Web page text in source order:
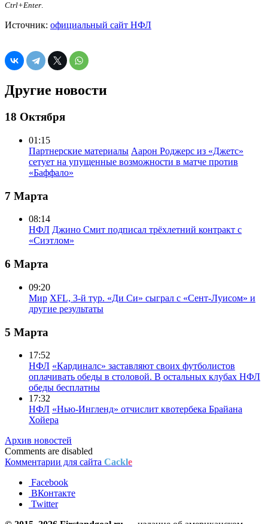
Ctrl+Enter.
Источник: официальный сайт НФЛ
Другие новости
18 Октября
01:15
Партнерские материалы Аарон Роджерс из «Джетс»
сетует на упущенные возможности в матче против
«Баффало»
7 Марта
08:14
НФЛ Джино Смит подписал трёхлетний контракт с
«Сиэтлом»
6 Марта
09:20
Мир XFL, 3-й тур. «Ди Си» сыграл с «Сент-Луисом» и
другие результаты
5 Марта
17:52
НФЛ «Кардиналс» заставляют своих футболистов
оплачивать обеды в столовой. В остальных клубах НФЛ
обеды бесплатны
17:32
НФЛ «Нью-Ингленд» отчислит квотербека Брайана
Хойера
Архив новостей
Comments are disabled
Комментарии для сайта Cackle
Facebook
ВКонтакте
Twitter